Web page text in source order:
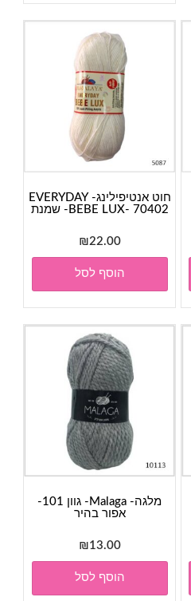
חוט אנטיפילינג- EVERYDAY
BEBE LUX- 70402- שמנת
₪22.00
הוסף לסל
מלגה- Malaga- גוון 101-
אפור בהיר
₪13.00
הוסף לסל